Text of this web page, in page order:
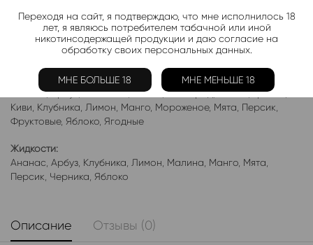
Добавить в избранное
Категории: Жидкость PODONKI ALFA VAPE
Электронки:
Ананас,Арбуз,Бабл-Гам,Банан ,Виноград,Вишня,Гранат
Киви Клубника Лимон Манго Мороженое, Мята Персик
Фруктовые, Яблоко Ягодные
Жидкости:
Ананас Арбуз Клубника Лимон Малина Манго Мята
Персик Черника Яблоко
Описание Отзывы (0)
Переходя на сайт, я подтверждаю, что мне исполнилось 18
лет, я являюсь потребителем табачной или иной
никотинсодержащей продукции и даю согласие на
обработку своих персональных данных.
МНЕ БОЛЬШЕ 18 МНЕ МЕНЬШЕ 18